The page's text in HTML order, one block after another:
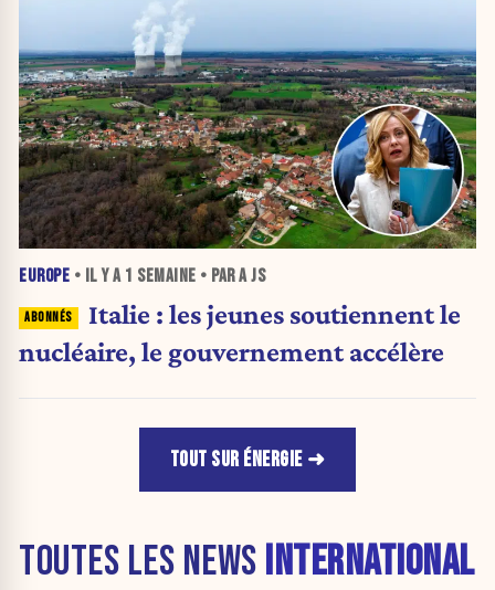
EUROPE • IL Y A 1 SEMAINE • PAR A JS
Italie : les jeunes soutiennent le
nucléaire, le gouvernement accélère
TOUT SUR ÉNERGIE
TOUTES LES NEWS INTERNATIONAL